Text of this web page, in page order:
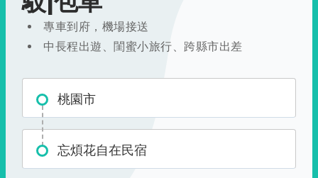
專車到府，機場接送
中長程出遊、閨蜜小旅行、跨縣市出差
桃園市
忘煩花自在民宿